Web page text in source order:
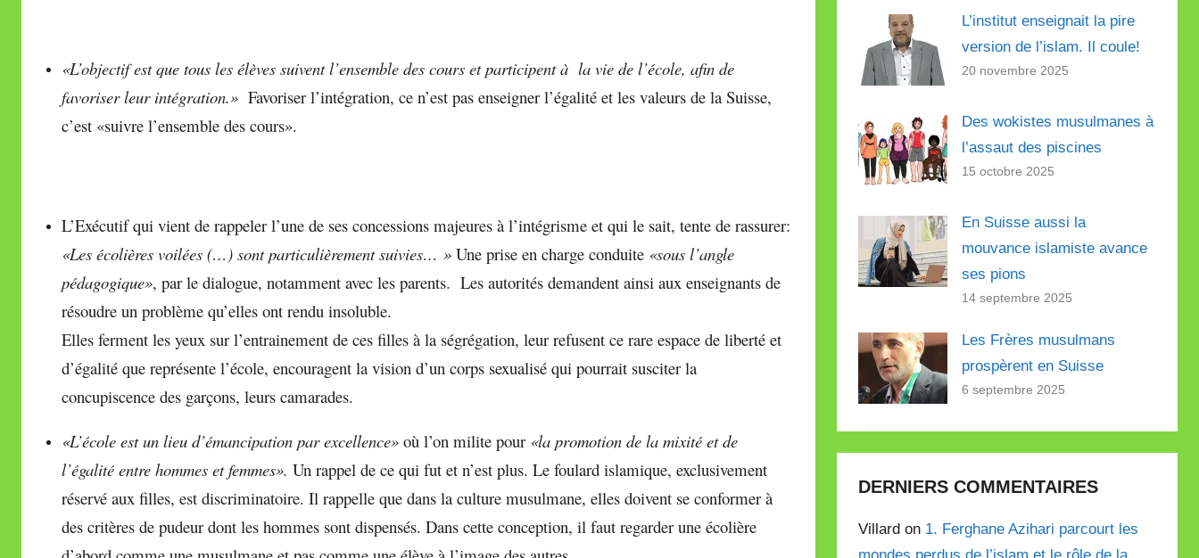
«L’objectif est que tous les élèves suivent l’ensemble des cours et participent à la vie de l’école, afin de
favoriser leur intégration.»Favoriser l’intégration, ce n’est pas enseigner l’égalité et les valeurs de la Suisse,
c’est «suivre l’ensemble des cours».
L’Exécutif qui vient de rappeler l’une de ses concessions majeures à l’intégrisme et qui le sait, tente de rassurer:
«Les écolières voilées (…) sont particulièrement suivies… »Une prise en charge conduite «sous l’angle
pédagogique», par le dialogue, notamment avec les parents. Les autorités demandent ainsi aux enseignants de
résoudre un problème qu’elles ont rendu insoluble.
Elles ferment les yeux sur l’entrainement de ces filles à la ségrégation, leur refusent ce rare espace de liberté et
d’égalité que représente l’école, encouragent la vision d’un corps sexualisé quipourrait susciter la
concupiscence des garçons,leurs camarades.
«L’école est un lieu d’émancipation par excellence» où l’on milite pour «la promotion de la mixité et de
l’égalité entre hommes et femmes». Un rappel de ce qui fut et n’est plus. Le foulard islamique, exclusivement
réservé aux filles, est discriminatoire. Il rappelle que dans la culture musulmane, elles doivent se conformer à
des critères de pudeur dont les hommes sont dispensés. Dans cette conception, il faut regarder une écolière
L’institut enseignait la pire
version de l’islam. Il coule!
20 novembre 2025
Des wokistes musulmanes à
l’assaut des piscines
15 octobre 2025
En Suisse aussi la
mouvance islamiste avance
ses pions
14 septembre 2025
Les Frères musulmans
prospèrent en Suisse
6 septembre 2025
DERNIERS COMMENTAIRES
Villard on 1. Ferghane Azihari parcourt les